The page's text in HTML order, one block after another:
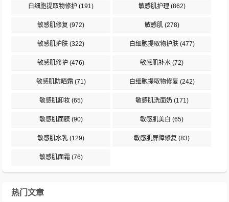
白细胞提取物修护 (191) 敏感肌护理(862)
敏感肌修复 (972) 敏感肌(278)
敏感肌护肤 (322) 白细胞提取物护肤(477)
敏感肌修护 (476) 敏感肌补水 (72)
敏感肌防晒霜(71) 白细胞提取物修复 (242)
敏感肌卸妆(65) 敏感肌洗面奶(171)
敏感肌面膜(90) 敏感肌美白 (65)
敏感肌水乳 (129) 敏感肌屏障修复 (83)
敏感肌面霜(76)
热门文章